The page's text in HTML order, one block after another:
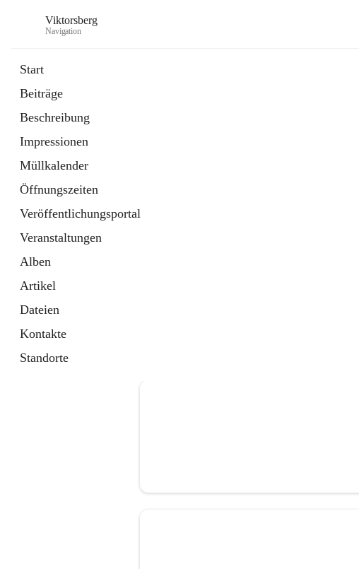
Viktorsberg
Navigation
Start
Beiträge
Beschreibung
Impressionen
Müllkalender
Öffnungszeiten
Veröffentlichungsportal
Veranstaltungen
Alben
Artikel
Dateien
Kontakte
Standorte